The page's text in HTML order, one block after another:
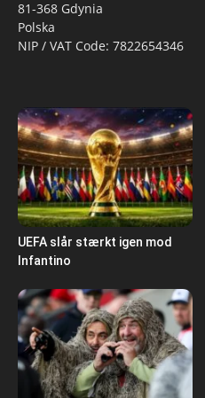
81-368 Gdynia
Polska
NIP / VAT Code: 7822654346
UEFA slår stærkt igen mod
Infantino